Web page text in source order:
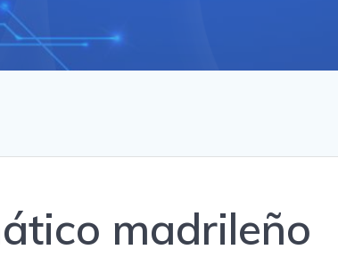
madrileño